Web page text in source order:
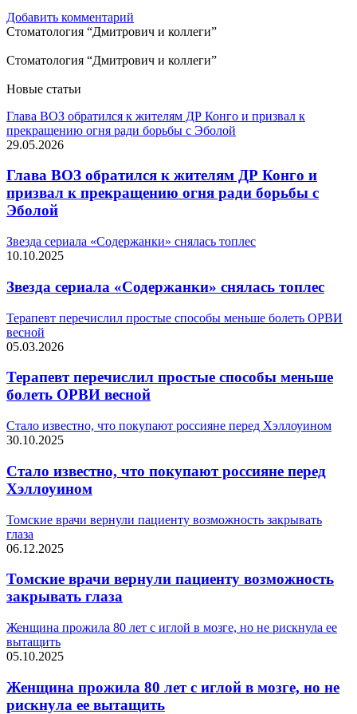
Добавить комментарий
Стоматология “Дмитрович и коллеги”
Стоматология “Дмитрович и коллеги”
Новые статьи
Глава ВОЗ обратился к жителям ДР Конго и призвал к
прекращению огня ради борьбы с Эболой
29.05.2026
Глава ВОЗ обратился к жителям ДР Конго и
призвал к прекращению огня ради борьбы с
Эболой
Звезда сериала «Содержанки» снялась топлес
10.10.2025
Звезда сериала «Содержанки» снялась топлес
Терапевт перечислил простые способы меньше болеть ОРВИ
весной
05.03.2026
Терапевт перечислил простые способы меньше
болеть ОРВИ весной
Стало известно, что покупают россияне перед Хэллоуином
30.10.2025
Стало известно, что покупают россияне перед
Хэллоуином
Томские врачи вернули пациенту возможность закрывать
глаза
06.12.2025
Томские врачи вернули пациенту возможность
закрывать глаза
Женщина прожила 80 лет с иглой в мозге, но не рискнула ее
вытащить
05.10.2025
Женщина прожила 80 лет с иглой в мозге, но не
рискнула ее вытащить